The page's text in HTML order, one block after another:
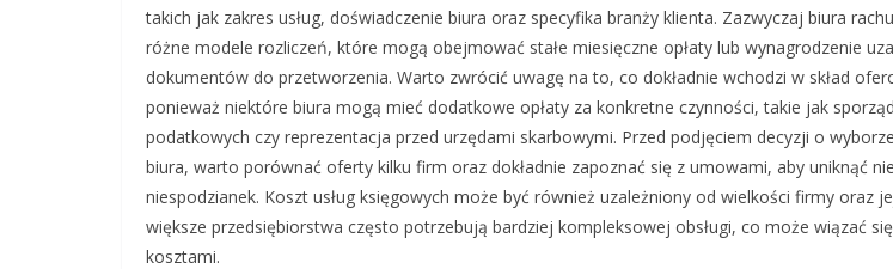
takich jak zakres usług, doświadczenie biura oraz specyfika branży klienta. Zazwyczaj biura
różne modele rozliczeń, które mogą obejmować stałe miesięczne opłaty lub wynagrodzenie
dokumentów do przetworzenia. Warto zwrócić uwagę na to, co dokładnie wchodzi w skład
ponieważ niektóre biura mogą mieć dodatkowe opłaty za konkretne czynności, takie jak
podatkowych czy reprezentacja przed urzędami skarbowymi. Przed podjęciem decyzji o
biura, warto porównać oferty kilku firm oraz dokładnie zapoznać się z umowami, aby uniknąć
niespodzianek. Koszt usług księgowych może być również uzależniony od wielkości firmy oraz
większe przedsiębiorstwa często potrzebują bardziej kompleksowej obsługi, co może wiązać
kosztami.